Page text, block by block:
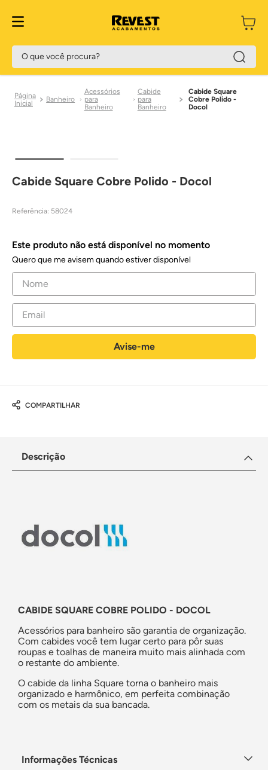
O que você procura?
Banheiro
Acessórios
para
Banheiro
Cabide
para
Banheiro
Cabide Square
Cobre Polido -
Docol
Cabide Square Cobre Polido - Docol
Referência: 58024
Este produto não está disponível no momento
Quero que me avisem quando estiver disponível
COMPARTILHAR
Descrição
CABIDE SQUARE COBRE POLIDO - DOCOL
Acessórios para banheiro são garantia de organização.
Com cabides você tem lugar certo para pôr suas
roupas e toalhas de maneira muito mais alinhada com
o restante do ambiente.
O cabide da linha Square torna o banheiro mais
organizado e harmônico, em perfeita combinação
com os metais da sua bancada.
Informações Técnicas